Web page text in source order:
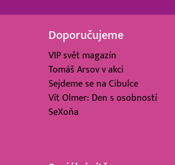
Doporučujeme
VIP svět magazín
Tomáš Arsov v akci
Sejdeme se na Cibulce
Vít Olmer: Den s osobností
SeXoňa